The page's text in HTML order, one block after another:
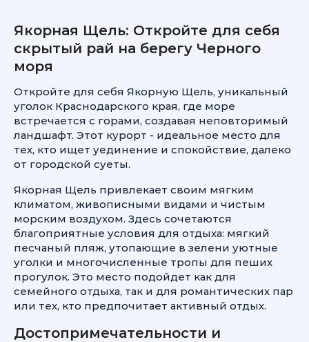
Якорная Щель: Откройте для себя
скрытый рай на берегу Черного
моря
Откройте для себя Якорную Щель, уникальный
уголок Краснодарского края, где море
встречается с горами, создавая неповторимый
ландшафт. Этот курорт - идеальное место для
тех, кто ищет уединение и спокойствие, далеко
от городской суеты.
Якорная Щель привлекает своим мягким
климатом, живописными видами и чистым
морским воздухом. Здесь сочетаются
благоприятные условия для отдыха: мягкий
песчаный пляж, утопающие в зелени уютные
уголки и многочисленные тропы для пеших
прогулок. Это место подойдет как для
семейного отдыха, так и для романтических пар
или тех, кто предпочитает активный отдых.
Достопримечательности и